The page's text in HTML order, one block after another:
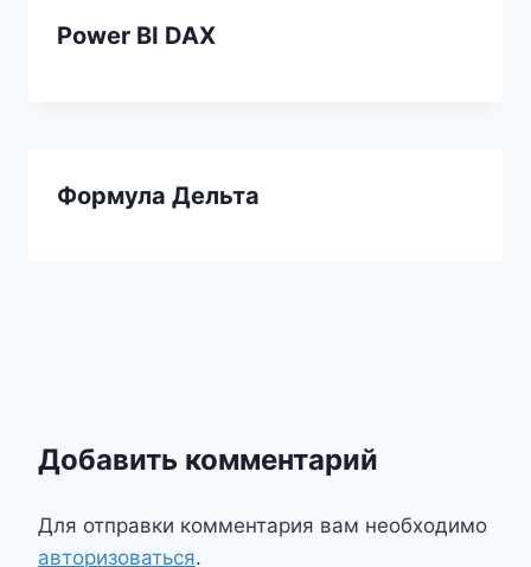
Power BI DAX
Формула Дельта
Добавить комментарий
Для отправки комментария вам необходимо
авторизоваться.